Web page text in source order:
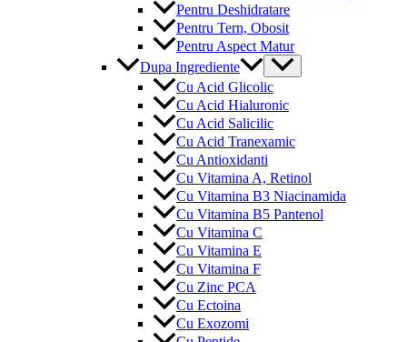
Pentru Deshidratare
Pentru Tern, Obosit
Pentru Aspect Matur
Dupa Ingrediente
Menu
Toggle
Cu Acid Glicolic
Cu Acid Hialuronic
Cu Acid Salicilic
Cu Acid Tranexamic
Cu Antioxidanti
Cu Vitamina A, Retinol
Cu Vitamina B3 Niacinamida
Cu Vitamina B5 Pantenol
Cu Vitamina C
Cu Vitamina E
Cu Vitamina F
Cu Zinc PCA
Cu Ectoina
Cu Exozomi